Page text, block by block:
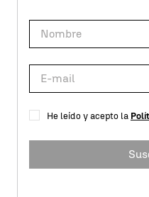
He leído y acepto la